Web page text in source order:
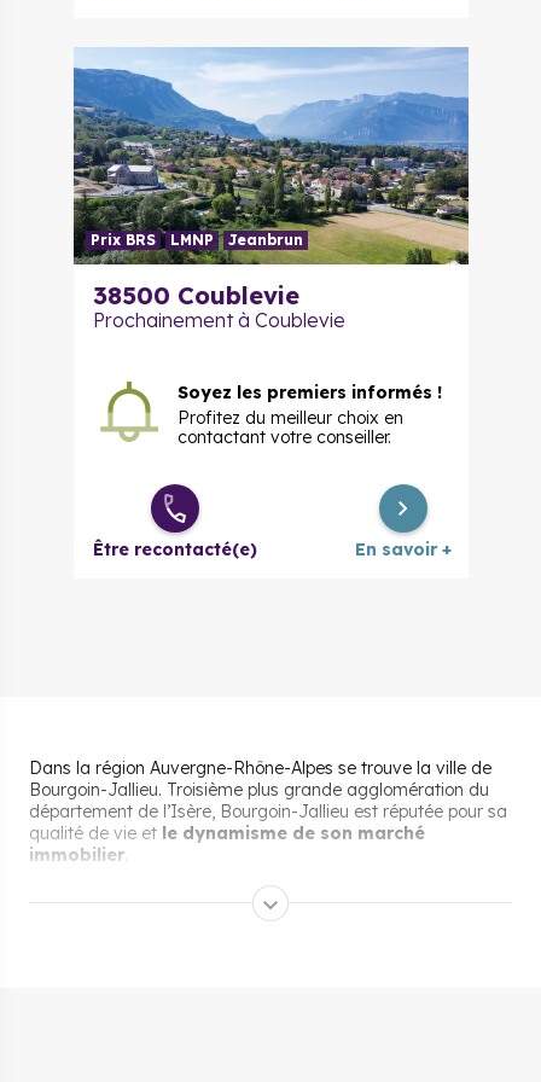
Prix BRS LMNP Jeanbrun
38500 Coublevie
Prochainement à Coublevie
Soyez les premiers informés !
Profitez du meilleur choix en
contactant votre conseiller.
Être recontacté(e) En savoir +
Dans la région Auvergne-Rhône-Alpes se trouve la ville de
Bourgoin-Jallieu. Troisième plus grande agglomération du
département de l’Isère, Bourgoin-Jallieu est réputée pour sa
qualité de vie et le dynamisme de son marché
immobilier.
Pourquoi s’installer et vivre